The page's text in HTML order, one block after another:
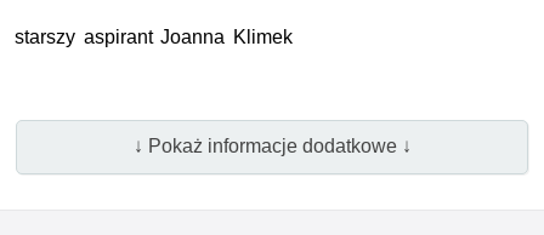
starszy aspirant Joanna Klimek
↓ Pokaż informacje dodatkowe ↓